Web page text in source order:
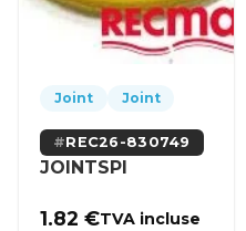
Joint Joint
REC26-830749
JOINTSPI
1.82€TVA incluse